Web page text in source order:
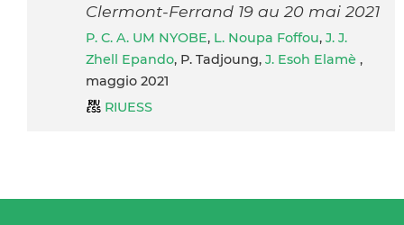
Clermont-Ferrand 19 au 20 mai 2021
P. C. A. UM NYOBE, L. Noupa Foffou, J. J.
Zhell Epando, P. Tadjoung, J. Esoh Elamè ,
maggio 2021
RIUESS